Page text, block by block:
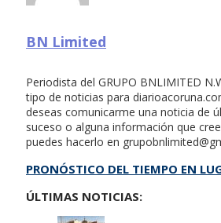
BN Limited
Periodista del GRUPO BNLIMITED
tipo de noticias para
deseas comunicarme una noticia de
suceso o alguna información que
puedes hacerlo en
PRONÓSTICO DEL TIEMPO EN
ÚLTIMAS NOTICIAS: